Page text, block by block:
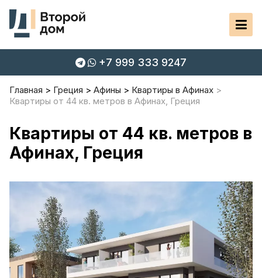
+7 999 333 9247
Главная Греция Афины
Квартиры в Афинах
Квартиры от 44 кв. метров в Афинах, Греция
Квартиры от 44 кв. метров в
Афинах, Греция